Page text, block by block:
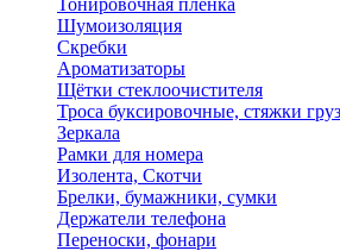
Тонировочная пленка
Шумоизоляция
Скребки
Ароматизаторы
Щётки стеклоочистителя
Троса буксировочные, стяжки
Зеркала
Рамки для номера
Изолента, Скотчи
Брелки, бумажники, сумки
Держатели телефона
Переноски, фонари